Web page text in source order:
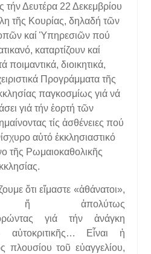
Δευτέρα 22 Δεκεμβρίου
τῆς Κουρίας, δηλαδή τῶν
καί Ὑπηρεσιῶν πού
καταρτίζουν καί
ποιμαντικά, διοικητικά,
Προγράμματα τῆς
παγκοσμίως γιά νά
γιά τήν ἑορτή τῶν
τίς ἀσθένειες πού
αὐτό ἐκκλησιαστικό
τῆς Ρωμαιοκαθολικῆς
ὅτι εἴμαστε «ἀθάνατοι»,
ἤ ἀπολύτως
γιά τήν ἀνάγκη
αὐτοκριτικῆς… Εἶναι ἡ
πλουσίου τοῦ εὐαγγελίου,